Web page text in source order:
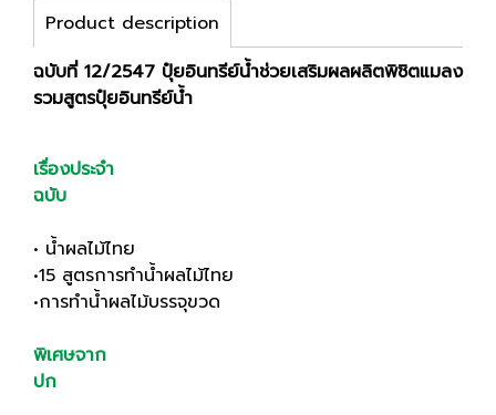
Product description
ฉบับที่ 12/2547 ปุ๋ยอินทรีย์น้ำช่วยเสริมผลผลิตพิชิตแมลง
รวมสูตรปุ๋ยอินทรีย์น้ำ
เรื่องประจำ
ฉบับ
• น้ำผลไม้ไทย
•15 สูตรการทำน้ำผลไม้ไทย
•การทำน้ำผลไม้บรรจุขวด
พิเศษจาก
ปก